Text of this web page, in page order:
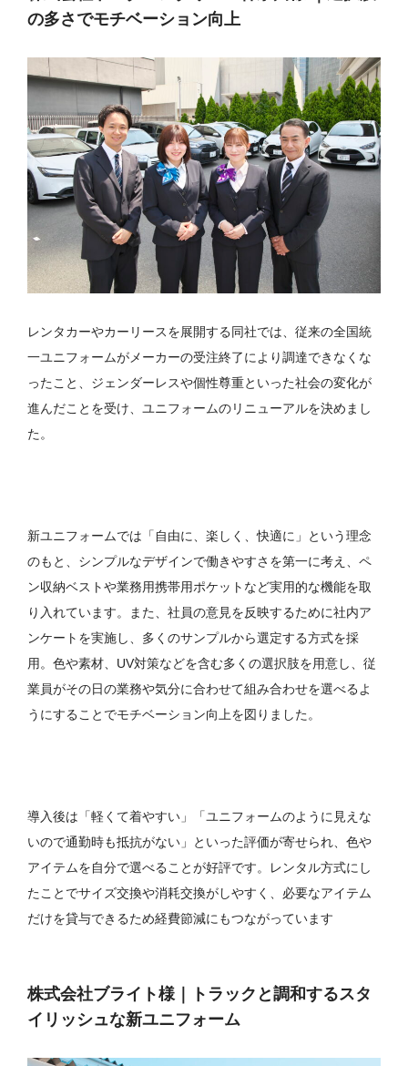
の多さでモチベーション向上
レンタカーやカーリースを展開する同社では、従来の全国統
一ユニフォームがメーカーの受注終了により調達できなくな
ったこと、ジェンダーレスや個性尊重といった社会の変化が
進んだことを受け、ユニフォームのリニューアルを決めまし
た。
新ユニフォームでは「自由に、楽しく、快適に」という理念
のもと、シンプルなデザインで働きやすさを第一に考え、ペ
ン収納ベストや業務用携帯用ポケットなど実用的な機能を取
り入れています。また、社員の意見を反映するために社内ア
ンケートを実施し、多くのサンプルから選定する方式を採
用。色や素材、UV対策などを含む多くの選択肢を用意し、従
業員がその日の業務や気分に合わせて組み合わせを選べるよ
うにすることでモチベーション向上を図りました。
導入後は「軽くて着やすい」「ユニフォームのように見えな
いので通勤時も抵抗がない」といった評価が寄せられ、色や
アイテムを自分で選べることが好評です。レンタル方式にし
たことでサイズ交換や消耗交換がしやすく、必要なアイテム
だけを貸与できるため経費節減にもつながっています
株式会社ブライト様｜トラックと調和するスタ
イリッシュな新ユニフォーム